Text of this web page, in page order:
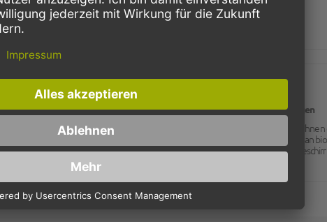
Regel noch am
Kostenloser Versand
Innerhalb Deutschlands, bei
Bestellungen ab 150,- Euro
Netto-Warenwert.
Bioverpackungen
Pack2go bietet
große Auswahl an
abbaubarem